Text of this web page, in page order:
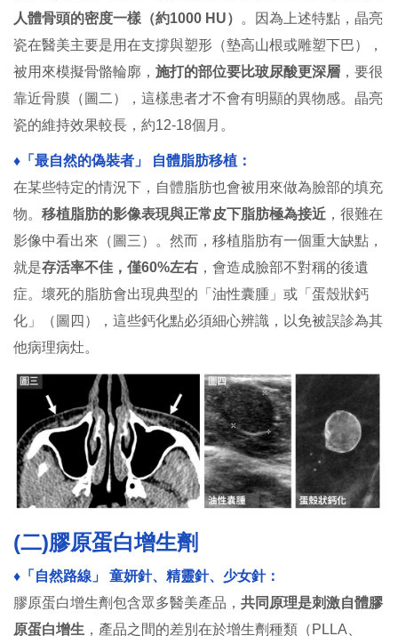
人體骨頭的密度一樣（約1000 HU）
。因為上述特點，晶亮
瓷在醫美主要是用在支撐與塑形（墊高山根或雕塑下巴），
被用來模擬骨骼輪廓， 施打的部位要比玻尿酸更深層 ，要很
靠近骨膜（圖二），這樣患者才不會有明顯的異物感。晶亮
瓷的維持效果較長，約12-18個月。
♦︎「最自然的偽裝者」 自體脂肪移植：
在某些特定的情況下，自體脂肪也會被用來做為臉部的填充
物。 移植脂肪的影像表現與正常皮下脂肪極為接近 ，很難在
影像中看出來（圖三）。然而，移植脂肪有一個重大缺點，
就是存活率不佳，僅60%左右 ，會造成臉部不對稱的後遺
症。壞死的脂肪會出現典型的「油性囊腫」或「蛋殼狀鈣
化」（圖四），這些鈣化點必須細心辨識，以免被誤診為其
他病理病灶。
(二)膠原蛋白增生劑
♦︎「自然路線」 童妍針、精靈針、少女針：
膠原蛋白增生劑包含眾多醫美產品， 共同原理是刺激自體膠
原蛋白增生 ，產品之間的差別在於增生劑種類（PLLA、